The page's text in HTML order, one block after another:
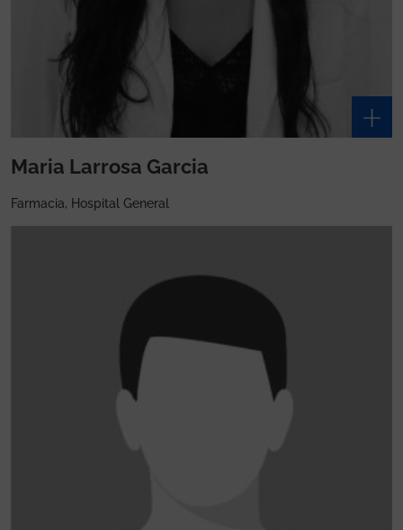
Maria Larrosa Garcia
Farmacia, Hospital General